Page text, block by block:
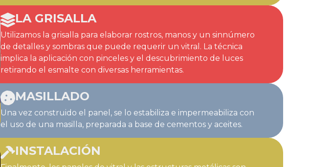
LA GRISALLA
Utilizamos la grisalla para elaborar rostros, manos y un sinnúmero
de detalles y sombras que puede requerir un vitral. La técnica
implica la aplicación con pinceles y el descubrimiento de luces
retirando el esmalte con diversas herramientas.
MASILLADO
Una vez construido el panel, se lo estabiliza e impermeabiliza con
el uso de una masilla, preparada a base de cementos y aceites.
INSTALACIÓN